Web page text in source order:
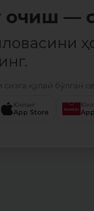
очиш —
қулай бўлган
Юкланг
App Store